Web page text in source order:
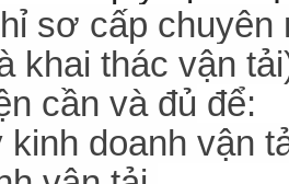
sơ cấp chuyên
khai thác vận
cần và đủ để:
doanh vận